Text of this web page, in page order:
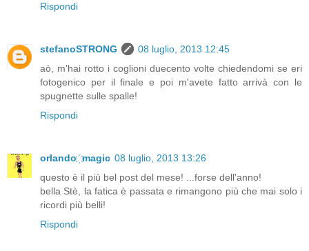
Rispondi
stefanoSTRONG
08 luglio, 2013 12:45
aò, m'hai rotto i coglioni duecento volte chiedendomi se eri
fotogenico per il finale e poi m'avete fatto arrivà con le
spugnette sulle spalle!
Rispondi
orlando ҉ magic 08 luglio, 2013 13:26
questo è il più bel post del mese! ...forse dell'anno!
bella Stè, la fatica è passata e rimangono più che mai solo i
ricordi più belli!
Rispondi